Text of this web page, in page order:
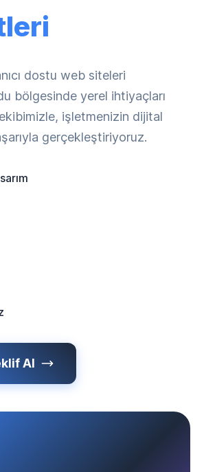
dostu web siteleri
bölgesinde yerel ihtiyaçları
işletmenizin dijital
gerçekleştiriyoruz.
Al